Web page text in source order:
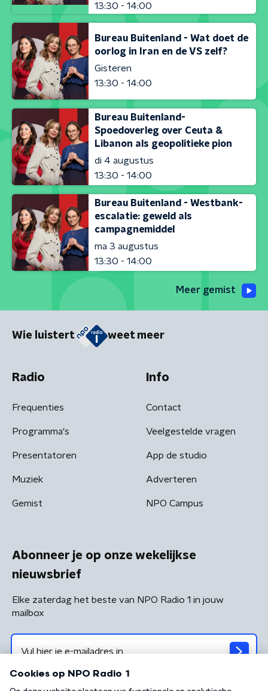
13:30 - 14:00
Bureau Buitenland - Wat doet de
oorlog in Iran en de VS zelf?
Gisteren
13:30 - 14:00
Bureau Buitenland-
Spoedoverleg over Ceuta &
Libanon als geopolitieke pion
di 4 augustus
13:30 - 14:00
Bureau Buitenland - Westbank-
escalatie: geweld als
campagnemiddel
ma 3 augustus
13:30 - 14:00
Meer gemist
Wie luistert weet meer
Radio
Frequenties
Programma's
Presentatoren
Muziek
Gemist
Info
Contact
Veelgestelde vragen
App de studio
Adverteren
NPO Campus
Abonneer je op onze wekelijkse
nieuwsbrief
Elke zaterdag het beste van NPO Radio 1 in jouw
mailbox